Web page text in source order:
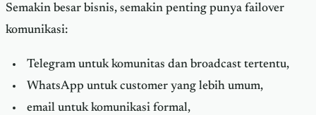
Semakin besar bisnis, semakin penting punya failover
komunikasi:
Telegram untuk komunitas dan broadcast tertentu,
WhatsApp untuk customer yang lebih umum,
email untuk komunikasi formal,